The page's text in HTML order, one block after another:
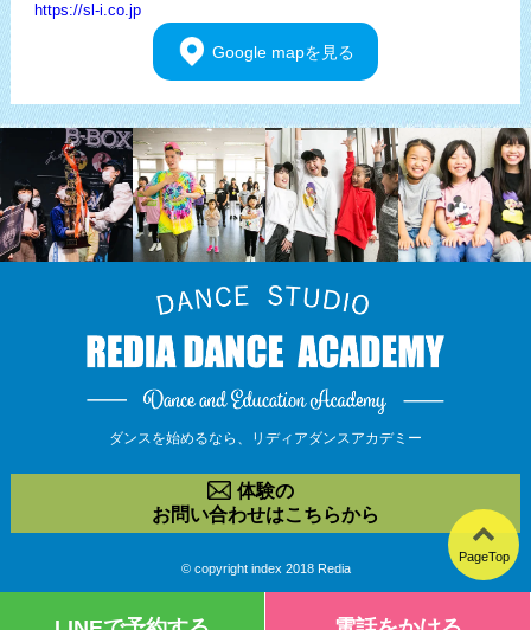
https://sl-i.co.jp
Google mapを見る
PageTop
ダンスを始めるなら、 リディアダンスアカデミー
体験の
お問い合わせはこちらから
© copyright index 2018 Redia